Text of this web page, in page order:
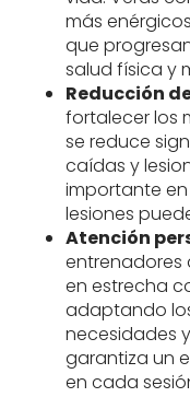
más
que
salud física y
Reducción
fortalecer los
se reduce
caídas y
importante
lesiones
Atención
en estrecha
adaptando
necesidades
garantiza un
en cada